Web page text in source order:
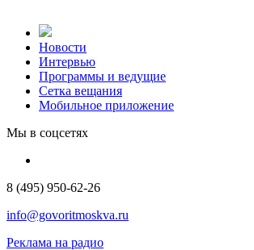
Новости
Интервью
Программы и ведущие
Сетка вещания
Мобильное приложение
Мы в соцсетях
8 (495) 950-62-26
info@govoritmoskva.ru
Реклама на радио